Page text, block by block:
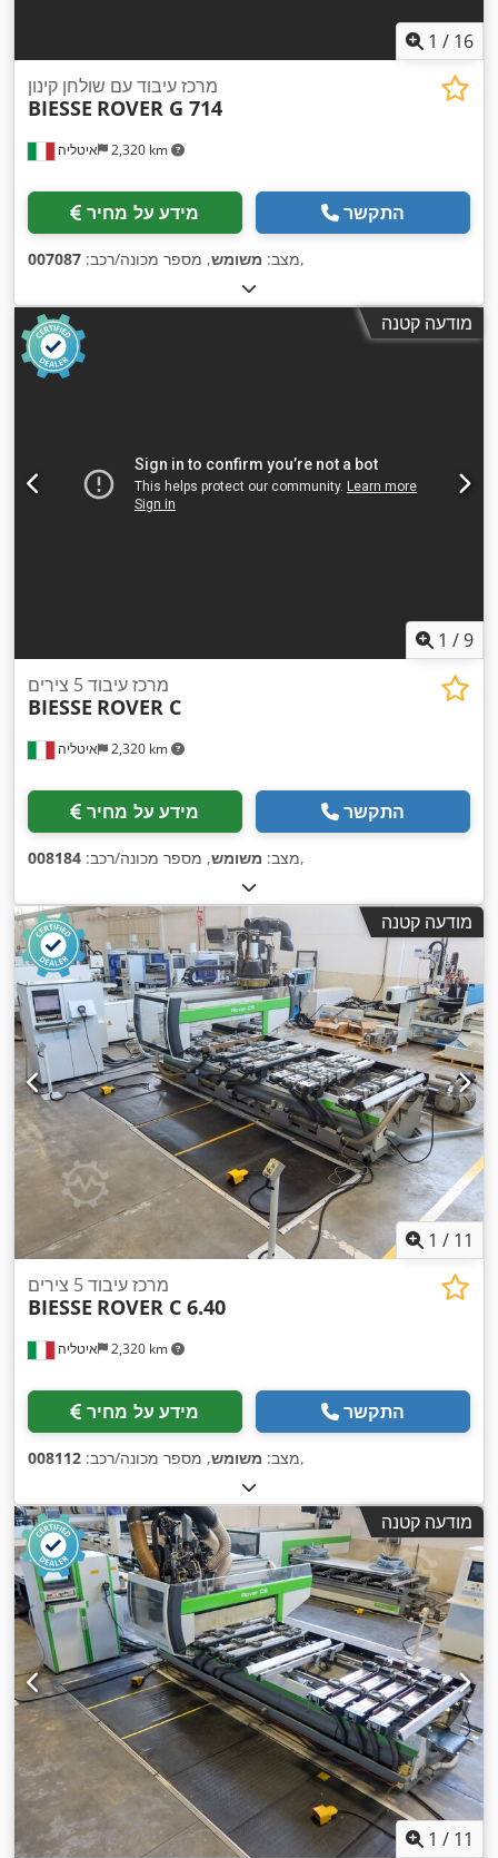
1 / 16
איטליה 2,320 km
מרכז עיבוד עם שולחן קינון
BIESSE ROVER G 714
מידע על מחיר התקשר
מצב: משומש, מספר מכונה/רכב: 007087 ,
מודעה קטנה
1 /9
איטליה 2,320 km
מרכז עיבוד 5 צירים
BIESSE ROVER C
מידע על מחיר התקשר
מצב: משומש, מספר מכונה/רכב: 008184 ,
מודעה קטנה
1 / 11
איטליה 2,320 km
מרכז עיבוד 5 צירים
BIESSE ROVER C 6.40
מידע על מחיר התקשר
מצב: משומש, מספר מכונה/רכב: 008112 ,
מודעה קטנה
1 / 11